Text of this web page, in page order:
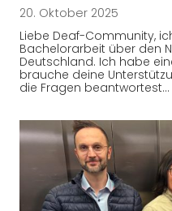
20. Oktober 2025
Liebe Deaf-Community,
Bachelorarbeit über den
Deutschland. Ich habe
brauche deine
die Fragen beantwortest…